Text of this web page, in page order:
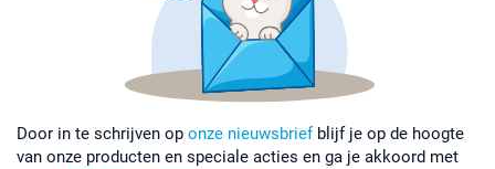
Door in te schrijven op onze nieuwsbriefblijf je op de hoogte
van onze producten en speciale acties en ga je akkoord met